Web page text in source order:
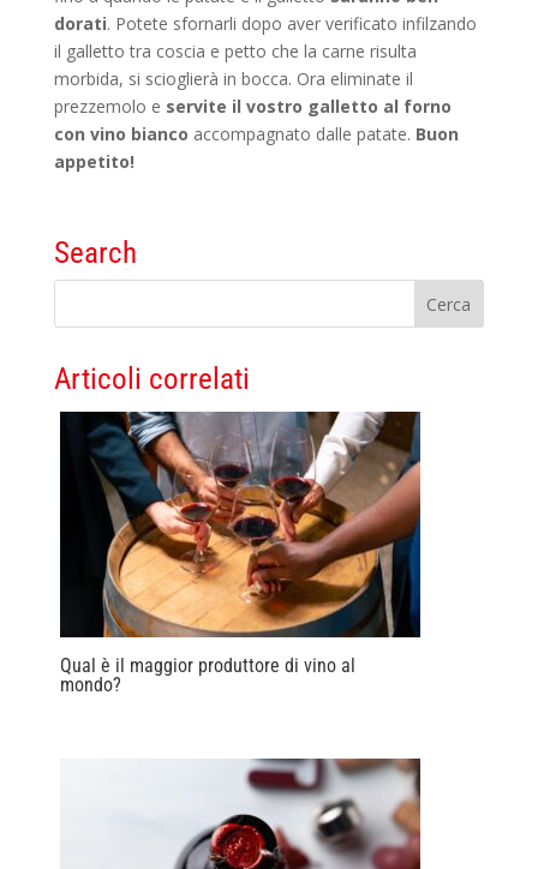
dorati. Potete sfornarli dopo aver verificato infilzando
il galletto tra coscia e petto che la carne risulta
morbida, si scioglierà in bocca. Ora eliminate il
prezzemolo e servite il vostro galletto al forno
con vino bianco accompagnato dalle patate. Buon
appetito!
Search
Articoli correlati
Qual è il maggior produttore di vino al
mondo?